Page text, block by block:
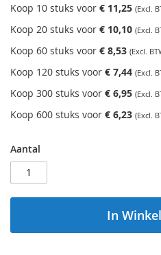
Koop 10 stuks voor € 11,25
Koop 20 stuks voor € 10,10
Koop 60 stuks voor € 8,53
Koop 120 stuks voor € 7,44
Koop 300 stuks voor € 6,95
Koop 600 stuks voor € 6,23
Aantal
In